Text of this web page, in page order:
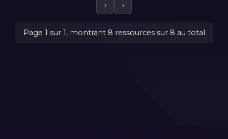
‹ ›
Page 1 sur 1, montrant 8 ressources sur 8 au total